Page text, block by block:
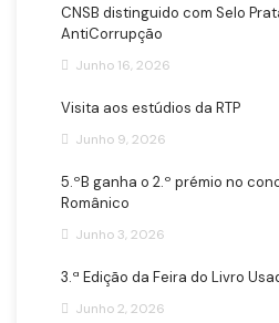
CNSB distinguido com Selo
AntiCorrupção
Junho 16, 2026
Visita aos estúdios da RTP
Junho 9, 2026
5.ºB ganha o 2.º prémio no
Românico
Junho 3, 2026
3.ª Edição da Feira do Livro
Junho 2, 2026